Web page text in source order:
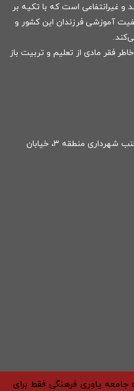
و غیرانتفاعی است که با تکیه بر
آموزشی فرزندان این کشور و
فقر مادی از تعلیم و تربیت باز
نشانی: تهران، خیابان دکتر شریعتی، جنب شهرداری منطقه ۳، خیابان
یاوری فرهنگی فقط برای